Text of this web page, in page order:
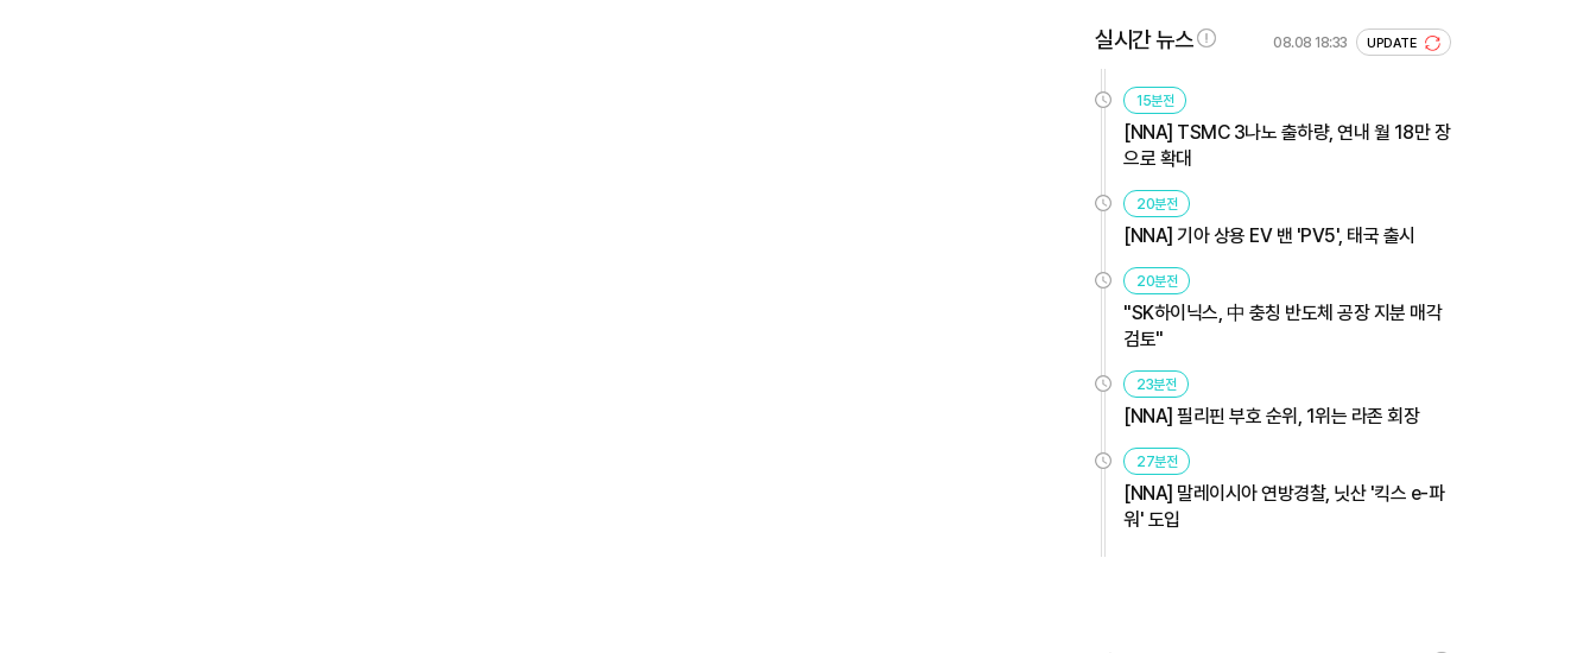
실시간 뉴스 08.08 18:33 UPDATE
15분전
[NNA] TSMC 3나노 출하량, 연내 월 18만 장
으로 확대
20분전
[NNA] 기아 상용 EV 밴 'PV5', 태국 출시
20분전
"SK하이닉스, 中 충칭 반도체 공장 지분 매각
검토"
23분전
[NNA] 필리핀 부호 순위, 1위는 라존 회장
27분전
[NNA] 말레이시아 연방경찰, 닛산 '킥스 e-파
워' 도입